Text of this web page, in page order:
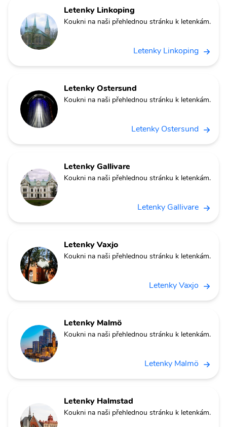
Letenky Linkoping
Koukni na naši přehlednou stránku k letenkám.
Letenky Linkoping
Letenky Ostersund
Koukni na naši přehlednou stránku k letenkám.
Letenky Ostersund
Letenky Gallivare
Koukni na naši přehlednou stránku k letenkám.
Letenky Gallivare
Letenky Vaxjo
Koukni na naši přehlednou stránku k letenkám.
Letenky Vaxjo
Letenky Malmö
Koukni na naši přehlednou stránku k letenkám.
Letenky Malmö
Letenky Halmstad
Koukni na naši přehlednou stránku k letenkám.